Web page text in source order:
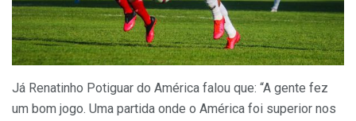
Já Renatinho Potiguar do América falou que: “A gente fez
um bom jogo. Uma partida onde o América foi superior nos